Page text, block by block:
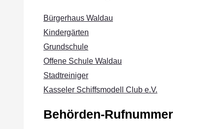
Bürgerhaus Waldau
Kindergärten
Grundschule
Offene Schule Waldau
Stadtreiniger
Kasseler Schiffsmodell Club e.V.
Behörden-Rufnummer